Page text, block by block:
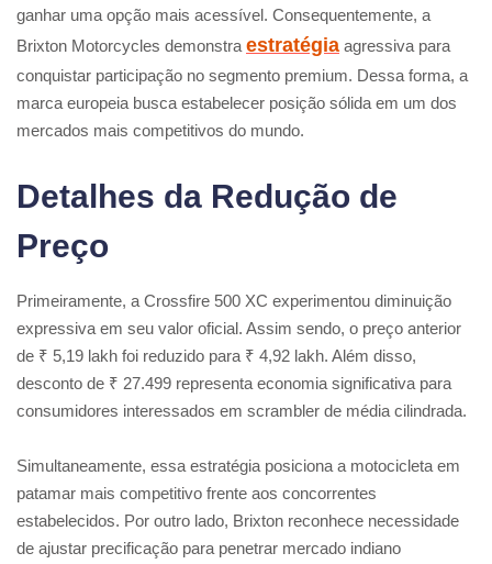
ganhar uma opção mais acessível. Consequentemente, a
Brixton Motorcycles demonstra estratégia agressiva para
conquistar participação no segmento premium. Dessa forma, a
marca europeia busca estabelecer posição sólida em um dos
mercados mais competitivos do mundo.
Detalhes da Redução de
Preço
Primeiramente, a Crossfire 500 XC experimentou diminuição
expressiva em seu valor oficial. Assim sendo, o preço anterior
de ₹ 5,19 lakh foi reduzido para ₹ 4,92 lakh. Além disso,
desconto de ₹ 27.499 representa economia significativa para
consumidores interessados em scrambler de média cilindrada.
Simultaneamente, essa estratégia posiciona a motocicleta em
patamar mais competitivo frente aos concorrentes
estabelecidos. Por outro lado, Brixton reconhece necessidade
de ajustar precificação para penetrar mercado indiano